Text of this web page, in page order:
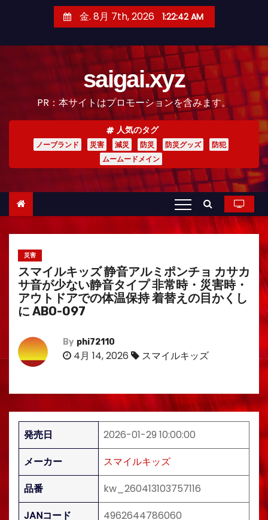
金. 8月 7th, 2026 1:22:43 AM
saigai.xyz
PR：本サイトはプロモーションを含みます。
人気のタグ
ノーブランド 災害 減災 防災 防災グッズ
防犯
ムームードメイン
災害
スマイルキッズ 静音アルミポンチョ カサカ
サ音が少ない静音タイプ 非常時・災害時・
アウトドアでの体温保持 着替えの目かくし
に ABO-097
By phi72110
4月 14, 2026 スマイルキッズ
発売日
2026-01-29 10:00:00
メーカー
スマイルキッズ
品番
kw_260413103757116
JANコード
4962644786060